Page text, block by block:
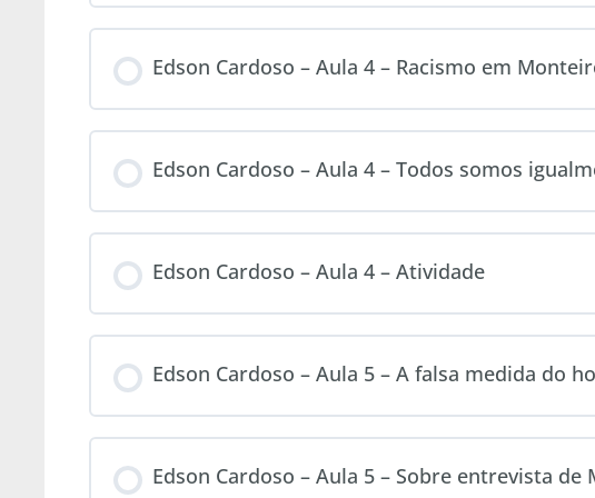
Edson Cardoso – Aula 4 – Racismo em
Edson Cardoso – Aula 4 – Todos somos
Edson Cardoso – Aula 4 – Atividade
Edson Cardoso – Aula 5 – A falsa medida do
Edson Cardoso – Aula 5 – Sobre entrevista de